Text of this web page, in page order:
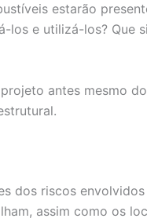
estarão
los e utilizá-los? Que
antes mesmo
dos riscos
assim como os